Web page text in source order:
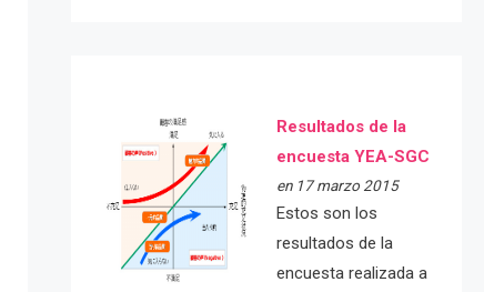
Resultados de la
encuesta YEA-SGC
en 17 marzo 2015
Estos son los
resultados de la
encuesta realizada a